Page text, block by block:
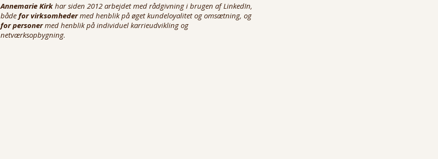
Annemarie Kirk har siden 2012 arbejdet med rådgivning i brugen af LinkedIn,
både for virksomhedermed henblik på øget kundeloyalitet og omsætning, og
for personermed henblik på individuel karrieudvikling og
netværksopbygning.